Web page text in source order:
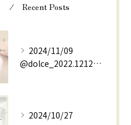
Recent Posts
2024/11/09
@dolce_2022.1212⇚他の投稿はこちらから
2024/10/27